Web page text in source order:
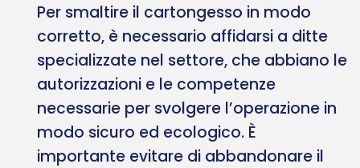
Per smaltire il cartongesso in modo
corretto, è necessario affidarsi a ditte
specializzate nel settore, che abbiano le
autorizzazioni e le competenze
necessarie per svolgere l’operazione in
modo sicuro ed ecologico. È
importante evitare di abbandonare il